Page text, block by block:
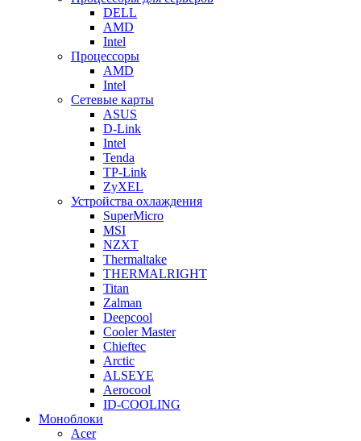
DELL
AMD
Intel
Процессоры
AMD
Intel
Сетевые карты
ASUS
D-Link
Intel
Tenda
TP-Link
ZyXEL
Устройства охлаждения
SuperMicro
MSI
NZXT
Thermaltake
THERMALRIGHT
Titan
Zalman
Deepcool
Cooler Master
Chieftec
Arctic
ALSEYE
Aerocool
ID-COOLING
Моноблоки
Acer